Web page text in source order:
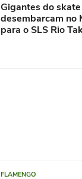
Gigantes do
desembarcam no
para o SLS Rio
FLAMENGO